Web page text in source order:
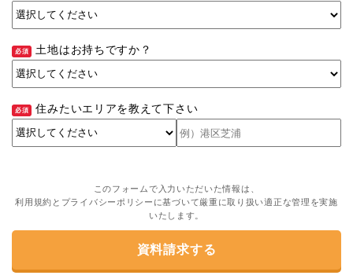
土地はお持ちですか？
住みたいエリアを教えて下さい
このフォームで入力いただいた情報は、
利用規約とプライバシーポリシーに基づいて厳重に取り扱い適正な管理を実施
いたします。
資料請求する